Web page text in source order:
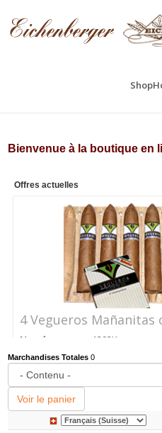
Bienvenue à la boutique en
Offres actuelles
4 Vegueros Mañanitas
Numéro
d'article
1292K
Prix
Marchandises Totales 0
Voir le panier